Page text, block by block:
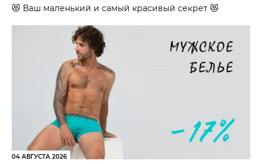
😻 Ваш маленький и самый красивый секрет 😻
04 АВГУСТА 2026